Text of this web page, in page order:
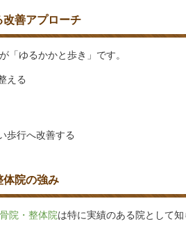
改善アプローチ
「ゆるかかと歩き」です。
える
歩行へ改善する
体院の強み
院・整体院は特に実績のある院として